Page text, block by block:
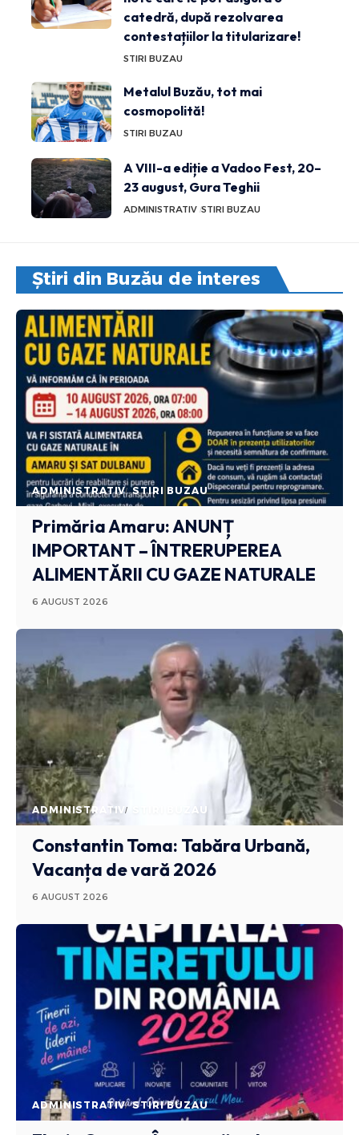
catedră, după rezolvarea
contestațiilor la titularizare!
STIRI BUZAU
Metalul Buzău, tot mai
cosmopolită!
STIRI BUZAU
A VIII-a ediție a Vadoo Fest, 20–
23 august, Gura Teghii
ADMINISTRATIV STIRI BUZAU
Știri din Buzău de interes
ADMINISTRATIV STIRI BUZAU
Primăria Amaru: ANUNȚ
IMPORTANT – ÎNTRERUPEREA
ALIMENTĂRII CU GAZE NATURALE
6 AUGUST 2026
ADMINISTRATIV STIRI BUZAU
Constantin Toma: Tabăra Urbană,
Vacanța de vară 2026
6 AUGUST 2026
ADMINISTRATIV STIRI BUZAU